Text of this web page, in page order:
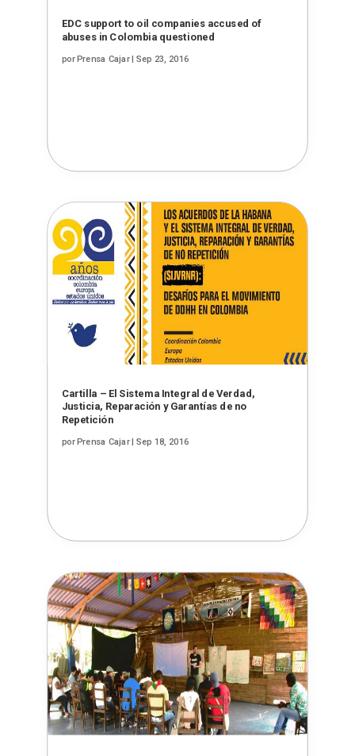
EDC support to oil companies accused of
abuses in Colombia questioned
porPrensa Cajar| Sep 23, 2016
Cartilla – El Sistema Integral de Verdad,
Justicia, Reparación y Garantías de no
Repetición
por Prensa Cajar| Sep 18, 2016